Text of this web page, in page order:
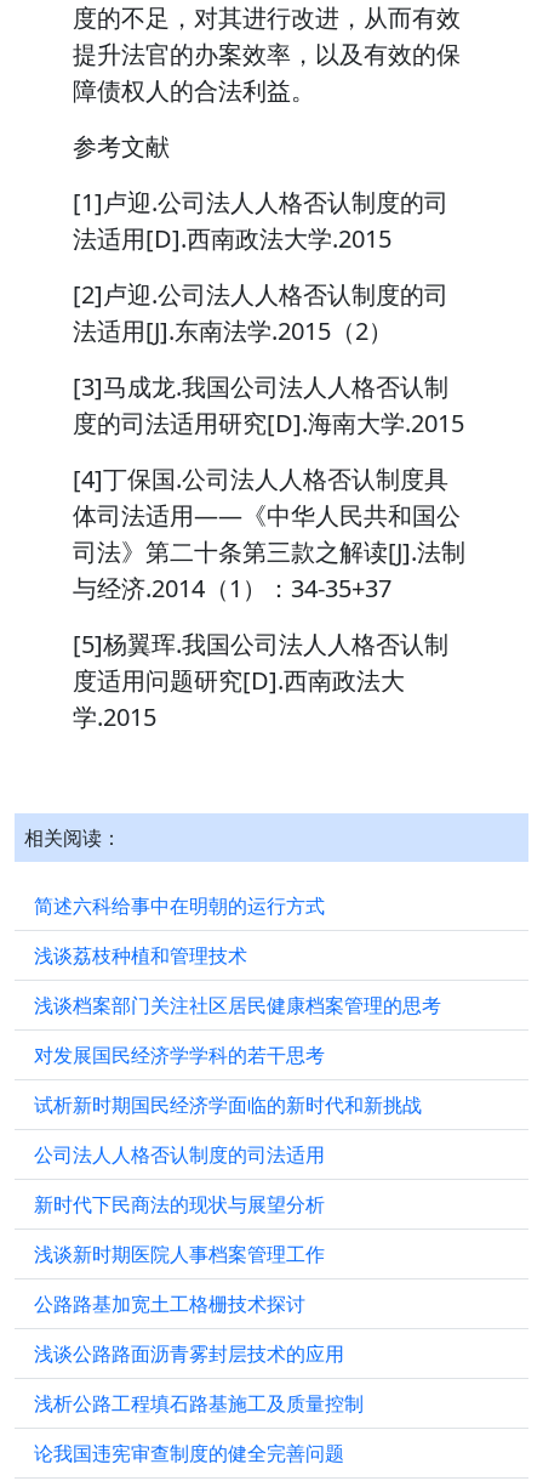
度的不足，对其进行改进，从而有效
提升法官的办案效率，以及有效的保
障债权人的合法利益。
参考文献
[1]卢迎.公司法人人格否认制度的司
法适用[D].西南政法大学.2015
[2]卢迎.公司法人人格否认制度的司
法适用[J].东南法学.2015（2）
[3]马成龙.我国公司法人人格否认制
度的司法适用研究[D].海南大学.2015
[4]丁保国.公司法人人格否认制度具
体司法适用——《中华人民共和国公
司法》第二十条第三款之解读[J].法制
与经济.2014（1）：34-35+37
[5]杨翼珲.我国公司法人人格否认制
度适用问题研究[D].西南政法大
学.2015
相关阅读：
简述六科给事中在明朝的运行方式
浅谈荔枝种植和管理技术
浅谈档案部门关注社区居民健康档案管理的思考
对发展国民经济学学科的若干思考
试析新时期国民经济学面临的新时代和新挑战
公司法人人格否认制度的司法适用
新时代下民商法的现状与展望分析
浅谈新时期医院人事档案管理工作
公路路基加宽土工格栅技术探讨
浅谈公路路面沥青雾封层技术的应用
浅析公路工程填石路基施工及质量控制
论我国违宪审查制度的健全完善问题